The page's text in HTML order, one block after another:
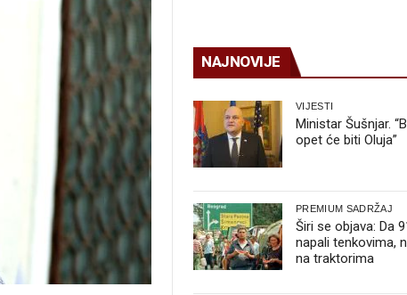
NAJNOVIJE
VIJESTI
Ministar Šušnjar.
opet će biti Oluja”
PREMIUM SADRŽAJ
Širi se objava: Da
napali tenkovima,
na traktorima